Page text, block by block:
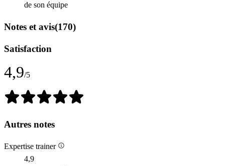
de son équipe
Notes et avis(170)
Satisfaction
4,9/5
Autres notes
Expertise trainer
4,9